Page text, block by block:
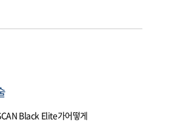
Black Elite가어떻게